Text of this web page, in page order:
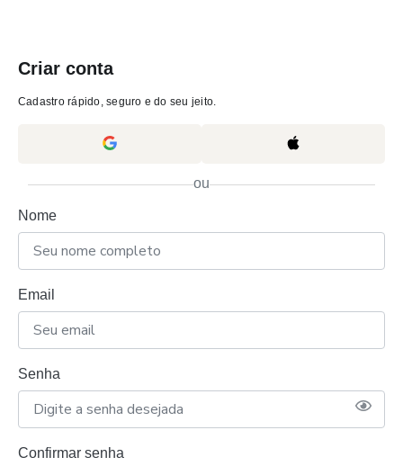
Criar conta
Cadastro rápido, seguro e do seu jeito.
ou
Nome
Email
Senha
Confirmar senha